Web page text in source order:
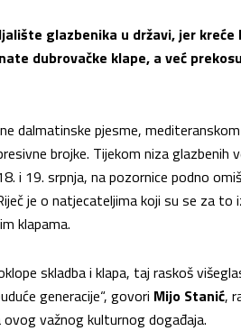
glazbenika u državi, jer
dubrovačke klape, a već
dalmatinske pjesme, mediteranskom
brojke. Tijekom niza glazbenih
i 19. srpnja, na pozornice podno
je o natjecateljima koji su se za to
klapama.
skladba i klapa, taj raskoš
generacije“, govori Mijo Stanić,
važnog kulturnog događaja.